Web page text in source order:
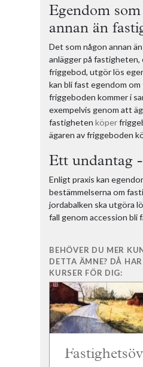
Egendom
annan än
Det som någon annan
anlägger på fastigheten,
friggebod, utgör lös
kan bli fast egendom
friggeboden kommer i
exempelvis genom att
fastighetenköper
ägaren av friggeboden
Ett undantag
Enligt praxis kan
bestämmelserna om
jordabalken ska utgöra
fall genom accession bli
BEHÖVER DU MER
DETTA ÄMNE? DÅ
KURSER FÖR DIG: